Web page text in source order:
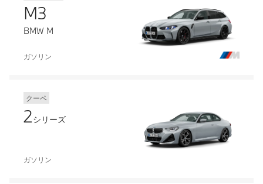
M3
BMW M
ガソリン
クーペ
2シリーズ
ガソリン